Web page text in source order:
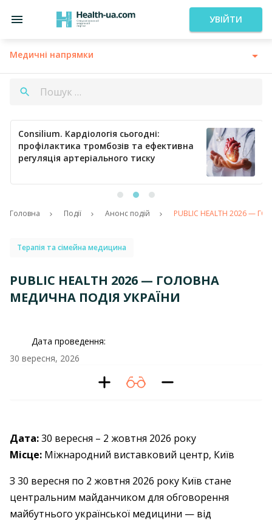
УВІЙТИ
Медичні напрямки
Consilium. Кардіологія сьогодні:
профілактика тромбозів та ефективна
регуляція артеріального тиску
Головна Події Анонс подій PUBLIC HEALTH 2026 —
Терапія та сімейна медицина
PUBLIC HEALTH 2026 — ГОЛОВНА
МЕДИЧНА ПОДІЯ УКРАЇНИ
Дата проведення:
30 вересня, 2026
Дата:30 вересня – 2 жовтня 2026 року
Місце: Міжнародний виставковий центр, Київ
З 30 вересня по 2 жовтня 2026 року Київ стане
центральним майданчиком для обговорення
майбутнього української медицини — від